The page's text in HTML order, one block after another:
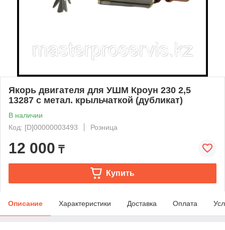
Якорь двигателя для УШМ Кроун 230 2,5
13287 с метал. крыльчаткой (дубликат)
В наличии
Код: [D]00000003493
Розница
12 000 ₸
Купить
Описание Характеристики Доставка Оплата